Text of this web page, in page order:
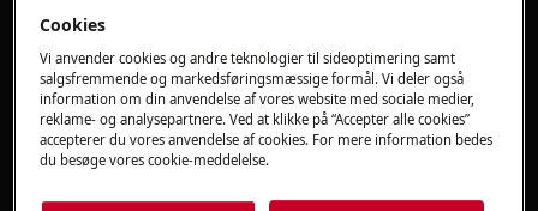
kontrollere afløbsslangen og
afløbsinstallationen. I de fleste tilfælde skyldes
problemet tilbageløb af afløbsvand.
1. Kontrollér afløbsslangen
Kontrollér at:
Cookies
Vi anvender cookies og andre teknologier til sideoptimering samt
salgsfremmende og markedsføringsmæssige formål. Vi deler også
information om din anvendelse af vores website med sociale medier,
reklame- og analysepartnere. Ved at klikke på “Accepter alle cookies”
accepterer du vores anvendelse af cookies. For mere information bedes
du besøge vores cookie-meddelelse.